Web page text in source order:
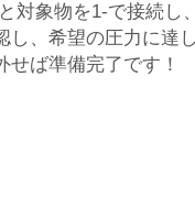
対象物を1-で接続し
し、希望の圧力に達
ば準備完了です！